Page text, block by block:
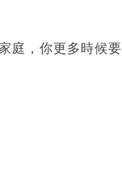
庭，你更多時候要